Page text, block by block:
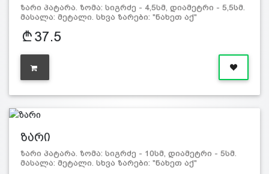
ზარი პატარა. ზომა: სიგრძე - 4,5სმ, დიამეტრი - 5,5სმ.
მასალა: მეტალი. სხვა ზარები: "ნახეთ აქ"
37.5
ზარი
ზარი პატარა. ზომა: სიგრძე - 10სმ, დიამეტრი - 5სმ.
მასალა: მეტალი. სხვა ზარები: "ნახეთ აქ"